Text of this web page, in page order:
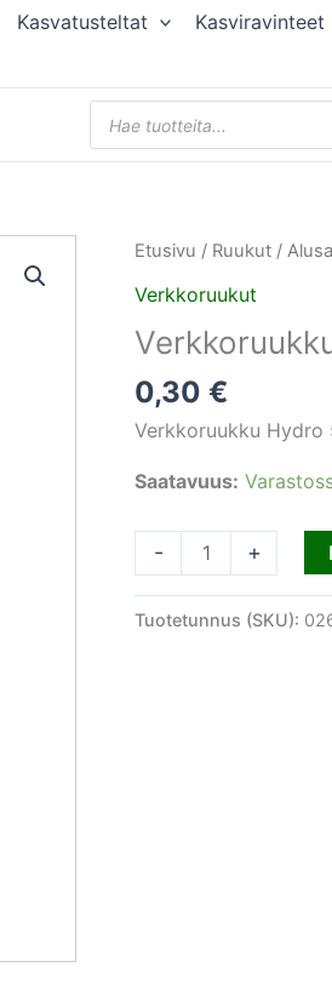
Kasvatusteltat Kasviravinteet
Products
search
Etusivu / Ruukut /
Verkkoruukut
0,30 €
Verkkoruukku Hydro
Saatavuus:
-
Verkkoruukku
Hydro
määrä
+
Tuotetunnus (SKU):